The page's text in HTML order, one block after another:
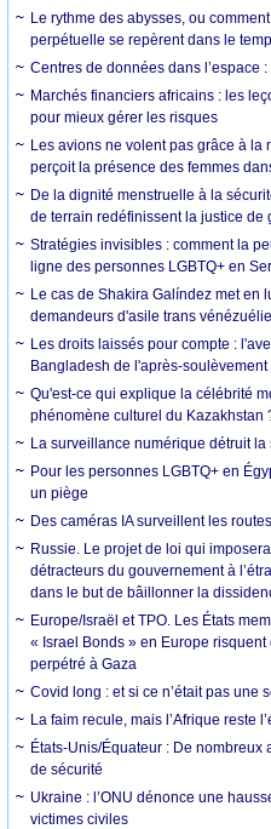
Le rythme des abysses, ou
perpétuelle se repèrent dans le
Centres de données dans l’espace
Marchés financiers africains : les
pour mieux gérer les risques
Les avions ne volent pas grâce à la
perçoit la présence des femmes
De la dignité menstruelle à la
de terrain redéfinissent la justice de
Stratégies invisibles : comment la
ligne des personnes LGBTQ+ en
Le cas de Shakira Galíndez met en
demandeurs d'asile trans
Les droits laissés pour compte :
Bangladesh de l'après-soulèvement
Qu'est-ce qui explique la célébrité
phénomène culturel du Kazakhstan
La surveillance numérique détruit
Pour les personnes LGBTQ+ en
un piège
Des caméras IA surveillent les
Russie. Le projet de loi qui
détracteurs du gouvernement à
dans le but de bâillonner la
Europe/Israël et TPO. Les États
« Israel Bonds » en Europe
perpétré à Gaza
Covid long : et si ce n’était pas une
La faim recule, mais l’Afrique reste
États-Unis/Équateur : De
de sécurité
Ukraine : l’ONU dénonce une
victimes civiles